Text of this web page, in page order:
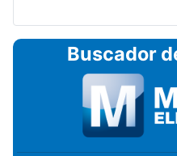
Buscador